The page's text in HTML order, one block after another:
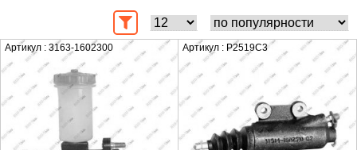
Артикул : 3163-1602300 Артикул : P2519C3